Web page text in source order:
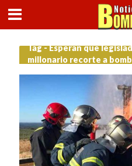
Tag - Esperan que
millonario recorte a